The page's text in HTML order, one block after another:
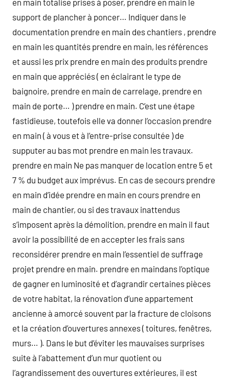
en main totalise prises à poser, prendre en main le
support de plancher à poncer… Indiquer dans le
documentation prendre en main des chantiers , prendre
en main les quantités prendre en main, les références
et aussi les prix prendre en main des produits prendre
en main que appréciés ( en éclairant le type de
baignoire, prendre en main de carrelage, prendre en
main de porte… ) prendre en main. C’est une étape
fastidieuse, toutefois elle va donner l’occasion prendre
en main ( à vous et à l’entre-prise consultée ) de
supputer au bas mot prendre en main les travaux.
prendre en main Ne pas manquer de location entre 5 et
7 % du budget aux imprévus. En cas de secours prendre
en main d’idée prendre en main en cours prendre en
main de chantier, ou si des travaux inattendus
s’imposent après la démolition, prendre en main il faut
avoir la possibilité de en accepter les frais sans
reconsidérer prendre en main l’essentiel de suffrage
projet prendre en main. prendre en maindans l’optique
de gagner en luminosité et d’agrandir certaines pièces
de votre habitat, la rénovation d’une appartement
ancienne à amorcé souvent par la fracture de cloisons
et la création d’ouvertures annexes ( toitures, fenêtres,
murs… ). Dans le but d’éviter les mauvaises surprises
suite à l’abattement d’un mur quotient ou
l’agrandissement des ouvertures extérieures, il est